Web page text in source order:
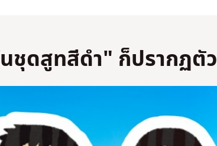
ชุดสูทสีดำ" ก็ปรากฏตัว